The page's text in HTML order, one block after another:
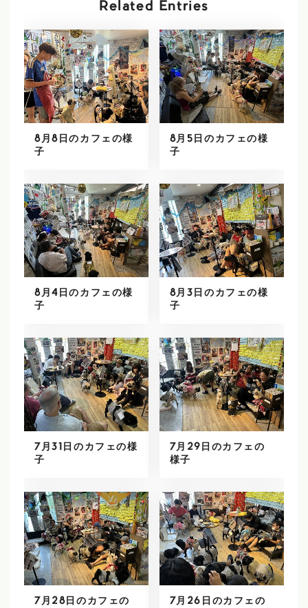
Related Entries
8月8日のカフェの様
子
8月5日のカフェの様
子
8月4日のカフェの様
子
8月3日のカフェの様
子
7月31日のカフェの様
子
7月29日のカフェの
様子
7月28日のカフェの
7月26日のカフェの